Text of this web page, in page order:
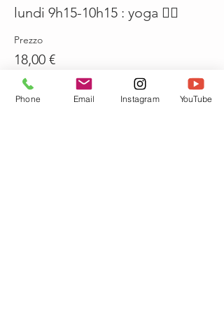
lundi 9h15-10h15 : yoga 🤸‍♀️
Prezzo
18,00 €
Quantità
Phone Email Instagram YouTube